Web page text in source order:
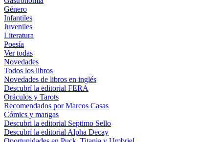
Género
Infantiles
Juveniles
Literatura
Poesía
Ver todas
Novedades
Todos los libros
Novedades de libros en inglés
Descubrí la editorial FERA
Oráculos y Tarots
Recomendados por Marcos Casas
Cómics y mangas
Descubri la editorial Septimo Sello
Descubrí la editorial Alpha Decay